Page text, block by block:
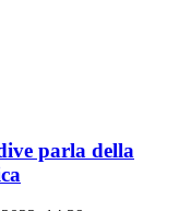
parla della